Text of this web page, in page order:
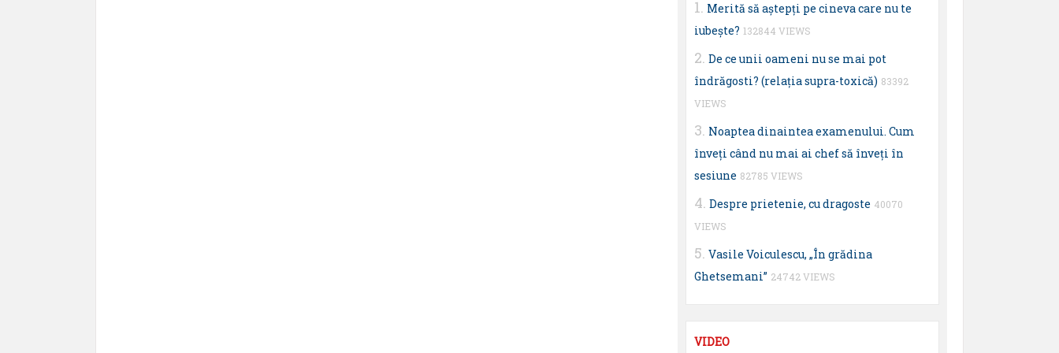
Merită să aştepţi pe cineva care nu te
iubeşte? 132844 VIEWS
De ce unii oameni nu se mai pot
îndrăgosti? (relaţia supra-toxică) 83392
VIEWS
Noaptea dinaintea examenului. Cum
înveţi când nu mai ai chef să înveţi în
sesiune 82785 VIEWS
Despre prietenie, cu dragoste 40070
VIEWS
Vasile Voiculescu, „În grădina
Ghetsemani” 24742 VIEWS
VIDEO